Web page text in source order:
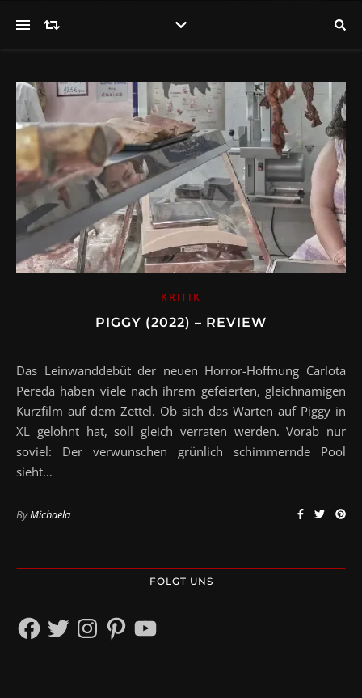
KRITIK
PIGGY (2022) – REVIEW
Das Leinwanddebüt der neuen Horror-Hoffnung Carlota
Pereda haben viele nach ihrem gefeierten, gleichnamigen
Kurzfilm auf dem Zettel. Ob sich das Warten auf Piggy in
XL gelohnt hat, soll gleich verraten werden. Vorab nur
soviel: Der verwunschen grünlich schimmernde Pool
sieht…
ByMichaela
FOLGT UNS
Facebook
TwitterInstagramPinterestYouTube